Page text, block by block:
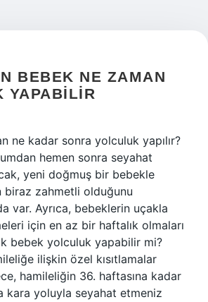
BEBEK NE ZAMAN
YAPABILIR
ne kadar sonra yolculuk yapılır?
hemen sonra seyahat
yeni doğmuş bir bebekle
biraz zahmetli olduğunu
var. Ayrıca, bebeklerin uçakla
için en az bir haftalık olmaları
bebek yolculuk yapabilir mi?
ilişkin özel kısıtlamalar
hamileliğin 36. haftasına kadar
kara yoluyla seyahat etmeniz